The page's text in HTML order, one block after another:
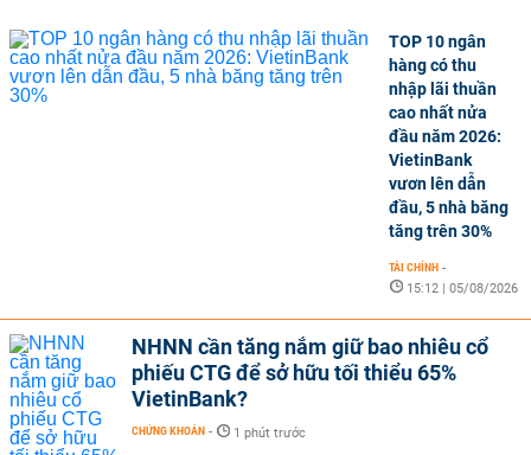
TOP 10 ngân
hàng có thu
nhập lãi thuần
cao nhất nửa
đầu năm 2026:
VietinBank
vươn lên dẫn
đầu, 5 nhà băng
tăng trên 30%
TÀI CHÍNH -
15:12 | 05/08/2026
NHNN cần tăng nắm giữ bao nhiêu cổ
phiếu CTG để sở hữu tối thiểu 65%
VietinBank?
CHỨNG KHOÁN - 1 phút trước